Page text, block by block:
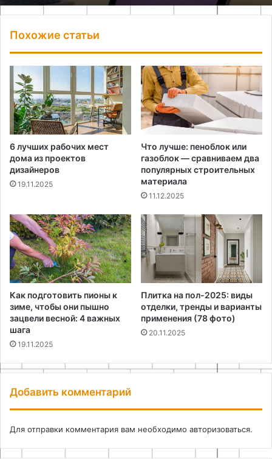
Похожие статьи
6 лучших рабочих мест
дома из проектов
дизайнеров
19.11.2025
Что лучше: пеноблок или
газоблок — сравниваем два
популярных строительных
материала
11.12.2025
Как подготовить пионы к
зиме, чтобы они пышно
зацвели весной: 4 важных
шага
19.11.2025
Плитка на пол-2025: виды
отделки, тренды и варианты
применения (78 фото)
20.11.2025
Добавить комментарий
Для отправки комментария вам необходимо авторизоваться.